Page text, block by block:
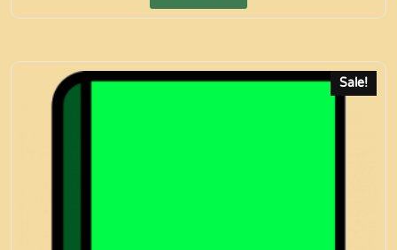
Sale!